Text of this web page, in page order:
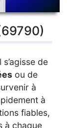
s’agisse de
ou de
à
à
fiables,
à chaque